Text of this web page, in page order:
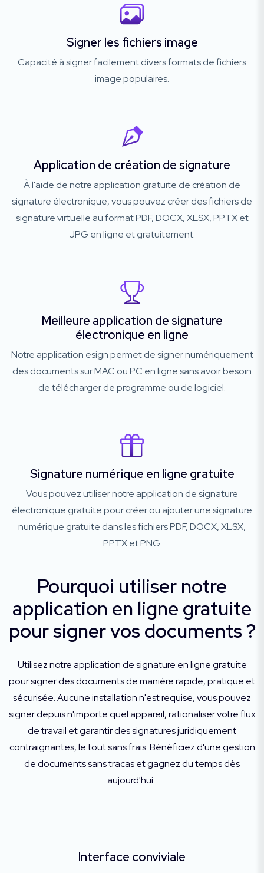
Signer les fichiers image
Capacité à signer facilement divers formats de fichiers
image populaires.
Application de création de signature
À l'aide de notre application gratuite de création de
signature électronique, vous pouvez créer des fichiers de
signature virtuelle au format PDF, DOCX, XLSX, PPTX et
JPG en ligne et gratuitement.
Meilleure application de signature
électronique en ligne
Notre application esign permet de signer numériquement
des documents sur MAC ou PC en ligne sans avoir besoin
de télécharger de programme ou de logiciel.
Signature numérique en ligne gratuite
Vous pouvez utiliser notre application de signature
électronique gratuite pour créer ou ajouter une signature
numérique gratuite dans les fichiers PDF, DOCX, XLSX,
PPTX et PNG.
Pourquoi utiliser notre
application en ligne gratuite
pour signer vos documents ?
Utilisez notre application de signature en ligne gratuite
pour signer des documents de manière rapide, pratique et
sécurisée. Aucune installation n'est requise, vous pouvez
signer depuis n'importe quel appareil, rationaliser votre flux
de travail et garantir des signatures juridiquement
contraignantes, le tout sans frais. Bénéficiez d'une gestion
de documents sans tracas et gagnez du temps dès
aujourd'hui :
Interface conviviale